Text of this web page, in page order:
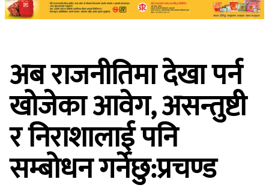
अब राजनीतिमा देखा पर्न
खोजेका आवेग, असन्तुष्टी
र निराशालाई पनि
सम्बोधन गर्नेछु:प्रचण्ड